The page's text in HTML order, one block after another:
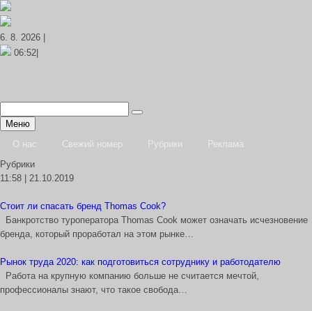
6. 8. 2026 |
06:52|
Меню
О нас
Свежий номер Рубрики
Реклама
Рубрики
11:58 | 21.10.2019
Стоит ли спасать бренд Thomas Cook?
Банкротство туроператора Thomas Cook может означать исчезновение
бренда, который проработал на этом рынке…
Рынок труда 2020: как подготовиться сотруднику и работодателю
Работа на крупную компанию больше не считается мечтой,
профессионалы знают, что такое свобода…